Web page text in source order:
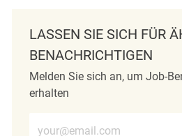
LASSEN SIE SICH FÜR
BENACHRICHTIGEN
Melden Sie sich an, um Job-
erhalten